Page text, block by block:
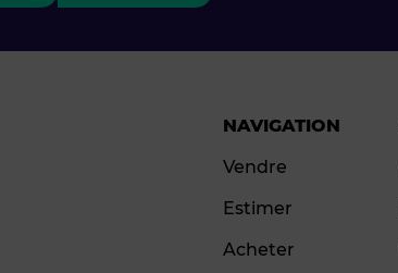
NAVIGATION
Vendre
Estimer
Acheter